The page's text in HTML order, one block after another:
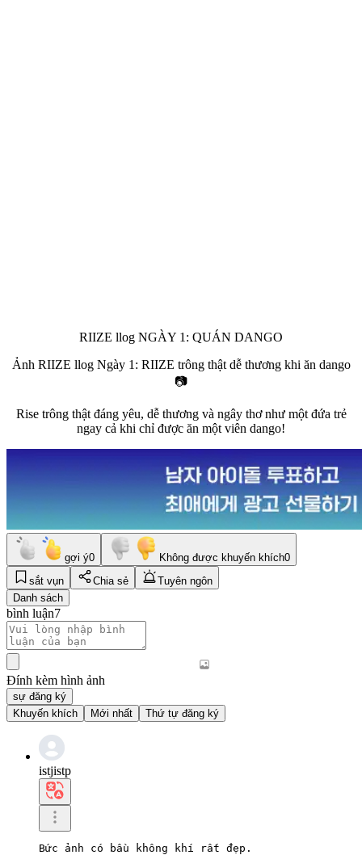
RIIZE llog NGÀY 1: QUÁN DANGO
Ảnh RIIZE llog Ngày 1: RIIZE trông thật dễ thương khi ăn dango
📷
Rise trông thật đáng yêu, dễ thương và ngây thơ như một đứa trẻ
ngay cả khi chỉ được ăn một viên dango!
gợi ý0 Không được khuyến khích0
sắt vụn
Chia sẻ
Tuyên ngôn
Danh sách
bình luận7
Đính kèm hình ảnh
sự đăng ký
Khuyến khích
Mới nhất Thứ tự đăng ký
istjistp
Bức ảnh có bầu không khí rất đẹp.